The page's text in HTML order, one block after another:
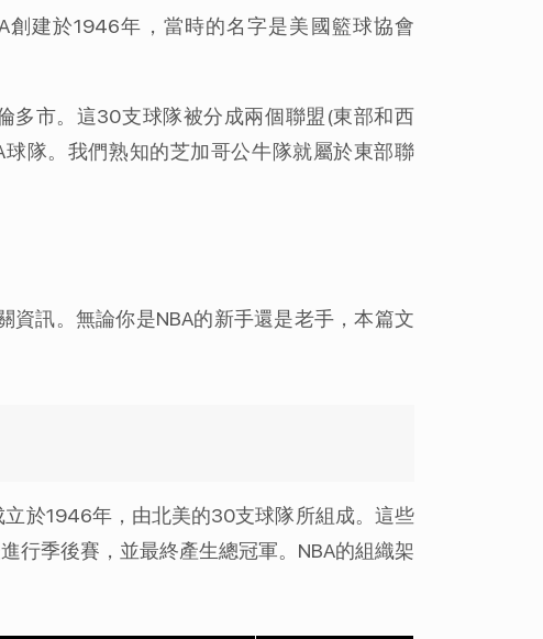
創建於1946年，當時的名字是美國籃球協會
多市。這30支球隊被分成兩個聯盟(東部和西
隊。我們熟知的芝加哥公牛隊就屬於東部聯
訊。無論你是NBA的新手還是老手，本篇文
於1946年，由北美的30支球隊所組成。這些
行季後賽，並最終產生總冠軍。NBA的組織架